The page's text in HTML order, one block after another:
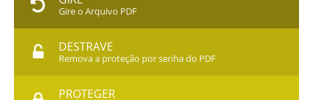
Gire o Arquivo PDF
DESTRAVE
Remova a proteção por senha do PDF
PROTEGER